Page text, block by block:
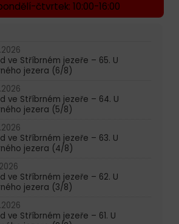
čtvrtek: 10:00-16:00
ve Stříbrném jezeře – 65. U
jezera (6/8)
ve Stříbrném jezeře – 64. U
jezera (5/8)
ve Stříbrném jezeře – 63. U
jezera (4/8)
ve Stříbrném jezeře – 62. U
jezera (3/8)
ve Stříbrném jezeře – 61. U